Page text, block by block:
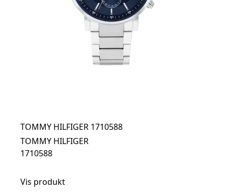
TOMMY HILFIGER 1710588
TOMMY HILFIGER
1710588
Vis produkt